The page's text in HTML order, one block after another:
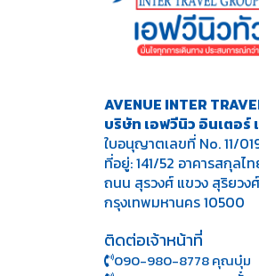
AVENUE INTER
บริษัท เอฟวีนิว อินเตอร์
ใบอนุญาตเลขที่ No. 11/
ที่อยู่: 141/52 อาคารสกุลไ
ถนน สุรวงศ์ แขวง สุริยวง
กรุงเทพมหานคร 10500
ติดต่อเจ้าหน้าที่
090-980-8778 คุณบุ๋ม